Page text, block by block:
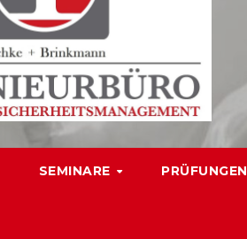
SEMINARE PRÜFUNGEN